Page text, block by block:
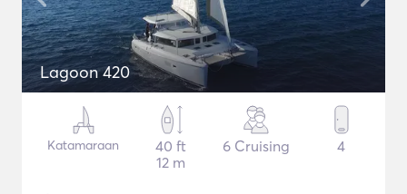
Lagoon 420
Katamaraan
40 ft
12 m
6 Cruising 4